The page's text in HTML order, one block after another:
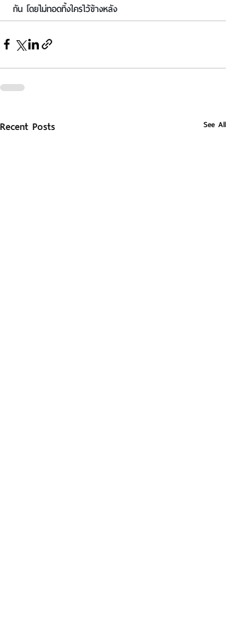
กัน โดยไม่ทอดทิ้งใครไว้ข้างหลัง
Recent Posts See All